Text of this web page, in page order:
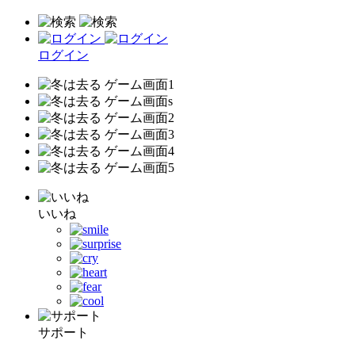
ログイン
いいね
サポート